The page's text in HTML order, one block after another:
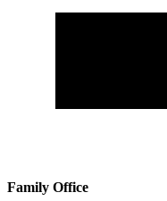
Family Office